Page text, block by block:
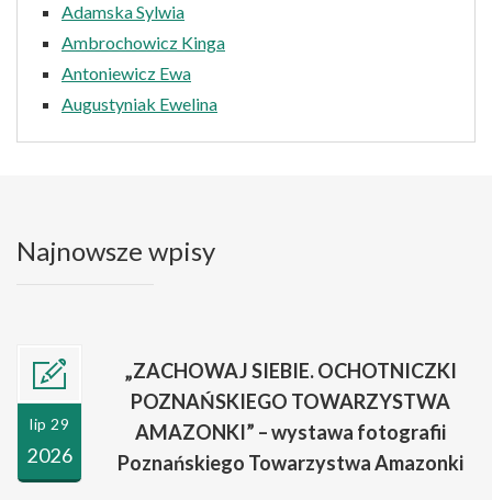
Adamska Sylwia
Ambrochowicz Kinga
Antoniewicz Ewa
Augustyniak Ewelina
Najnowsze wpisy
lip 29
2026
„ZACHOWAJ SIEBIE. OCHOTNICZKI
POZNAŃSKIEGO TOWARZYSTWA
AMAZONKI” – wystawa fotografii
Poznańskiego Towarzystwa Amazonki